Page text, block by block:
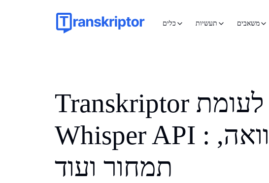
כלים תעשיות משאבים
Transkriptor לעומת
Whisper API : השוואה,
תמחור ועוד